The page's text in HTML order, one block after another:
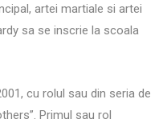
artei martiale si artei
sa se inscrie la scoala
cu rolul sau din seria de
Primul sau rol